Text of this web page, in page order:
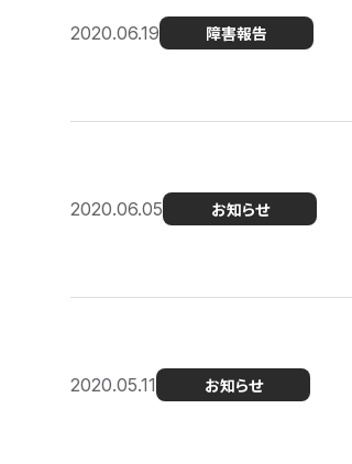
2020.06.19 障害報告
2020.06.05 お知らせ
2020.05.11 お知らせ